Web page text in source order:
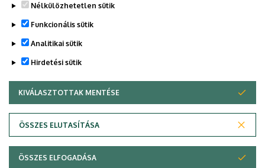
Legutóbbi frissítés: 2023. 03. 26. 19:52
Adatvédelem
Nélkülözhetetlen sütik
Funkcionális sütik
Analitikai sütik
Hirdetési sütik
KIVÁLASZTOTTAK MENTÉSE
ÖSSZES ELUTASÍTÁSA
WITHDRAW CONSENT
ÖSSZES ELFOGADÁSA